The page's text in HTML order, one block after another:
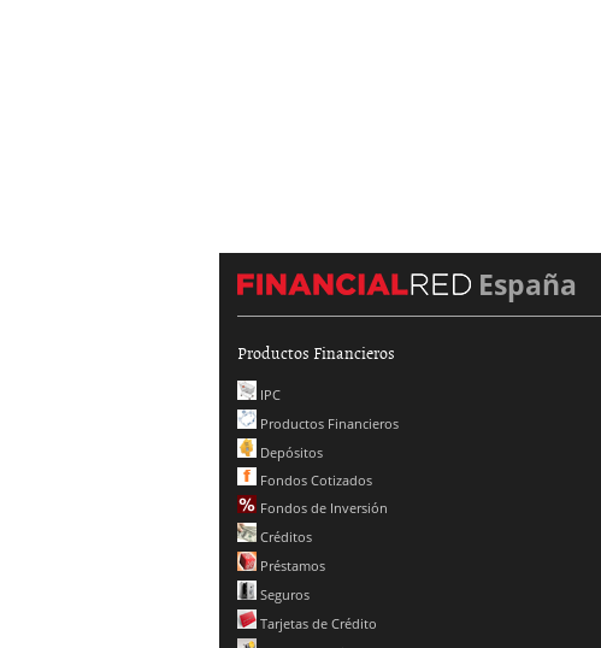
España
Productos Financieros
IPC
Productos Financieros
Depósitos
Fondos Cotizados
Fondos de Inversión
Créditos
Préstamos
Seguros
Tarjetas de Crédito